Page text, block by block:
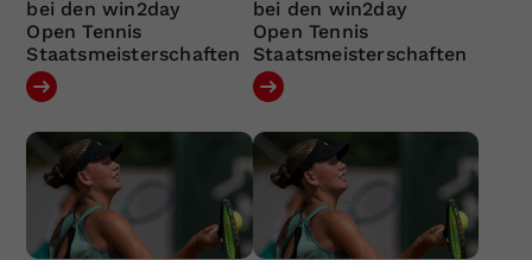
bei den win2day
Open Tennis
Staatsmeisterschaften
bei den win2day
Open Tennis
Staatsmeisterschaften